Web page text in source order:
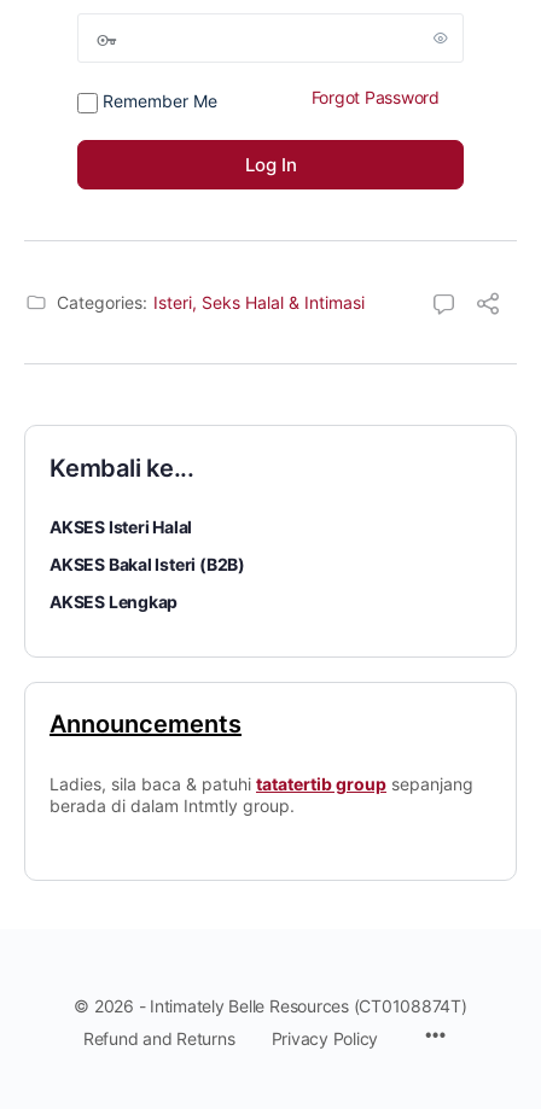
Remember Me Forgot Password
Categories: Isteri, Seks Halal & Intimasi
Kembali ke...
AKSES Isteri Halal
AKSES Bakal Isteri (B2B)
AKSES Lengkap
Announcements
Ladies, sila baca & patuhi tatatertib group sepanjang
berada di dalam Intmtly group.
© 2026 - Intimately Belle Resources (CT0108874T)
Refund and Returns
Privacy Policy